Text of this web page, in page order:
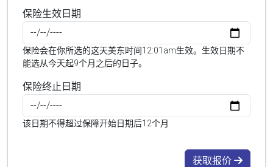
保险生效日期
保险会在你所选的这天美东时间12:01am生效。生效日期不
能选从今天起9个月之后的日子。
保险终止日期
该日期不得超过保障开始日期后12个月
获取报价